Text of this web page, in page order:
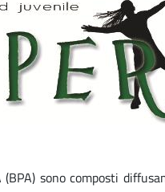
sono composti